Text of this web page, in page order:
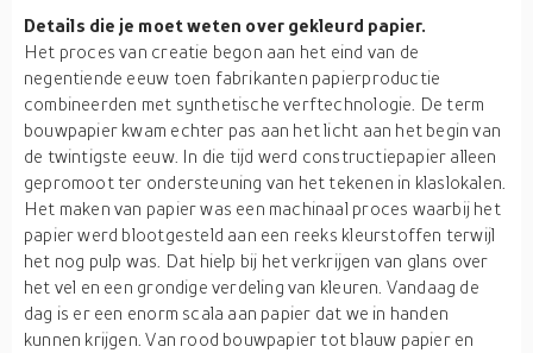
Details die je moet weten over gekleurd papier.
Het proces van creatie begon aan het eind van de
negentiende eeuw toen fabrikanten papierproductie
combineerden met synthetische verftechnologie. De term
bouwpapier kwam echter pas aan het licht aan het begin van
de twintigste eeuw. In die tijd werd constructiepapier alleen
gepromoot ter ondersteuning van het tekenen in klaslokalen.
Het maken van papier was een machinaal proces waarbij het
papier werd blootgesteld aan een reeks kleurstoffen terwijl
het nog pulp was. Dat hielp bij het verkrijgen van glans over
het vel en een grondige verdeling van kleuren. Vandaag de
dag is er een enorm scala aan papier dat we in handen
kunnen krijgen. Van rood bouwpapier tot blauw papier en